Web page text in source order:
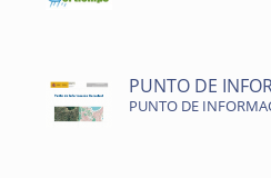
PUNTO DE
PUNTO DE